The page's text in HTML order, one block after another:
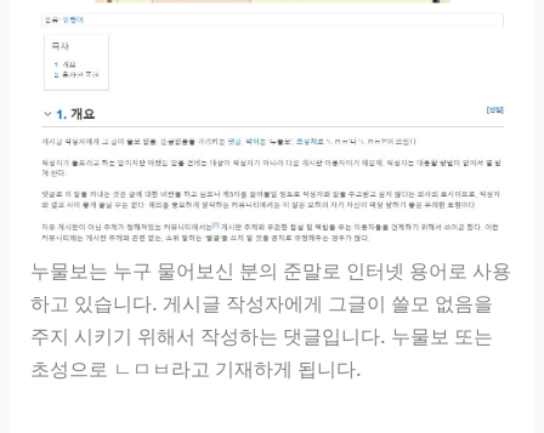
누물보는 누구 물어보신 분의 준말로 인터넷 용어로 사용
하고 있습니다. 게시글 작성자에게 그글이 쓸모 없음을
주지 시키기 위해서 작성하는 댓글입니다. 누물보 또는
초성으로 ㄴㅁㅂ라고 기재하게 됩니다.